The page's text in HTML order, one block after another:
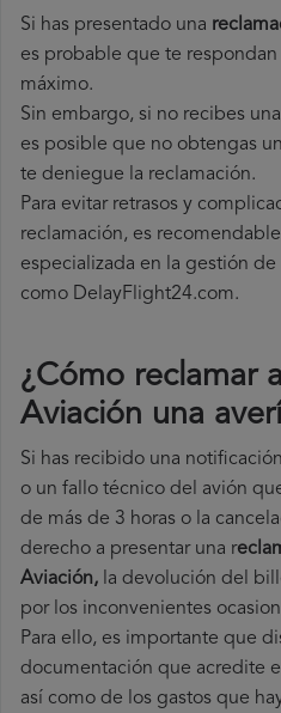
Si has presentado una
es probable que te
máximo.
Sin embargo, si no recibes
es posible que no obtengas
te deniegue la reclamación.
Para evitar retrasos y
reclamación, es
especializada en la gestión
como DelayFlight24.com.
¿Cómo reclamar
Aviación una
Si has recibido una
o un fallo técnico del avión
de más de 3 horas o la
derecho a presentar una r
Aviación, la devolución del
por los inconvenientes
Para ello, es importante que
documentación que acredite
así como de los gastos que